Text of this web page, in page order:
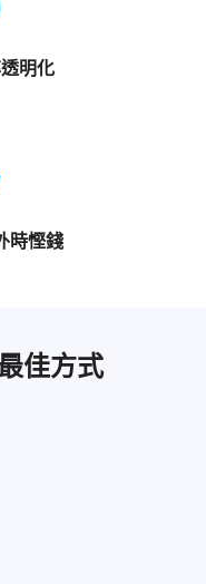
明化
時慳錢
佳方式